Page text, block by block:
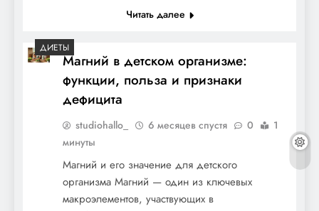
Читать далее
ДИЕТЫ
Магний в детском организме:
функции, польза и признаки
дефицита
studiohallo_ 6 месяцев спустя 0
1
минуты
Магний и его значение для детского
организма Магний — один из ключевых
макроэлементов, участвующих в